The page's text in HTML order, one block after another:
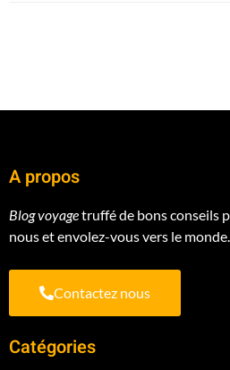
A propos
Blog voyagetruffé de bons conseils
nous et envolez-vous vers le monde.
Contactez nous
Catégories